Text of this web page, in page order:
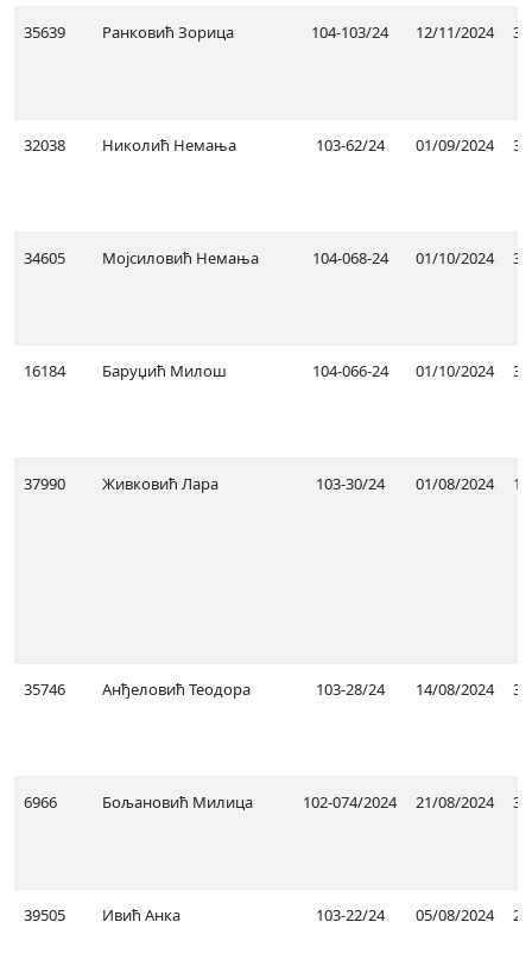
35639 Ранковић Зорица 104-103/24 12/11/2024
32038 Николић Немања 103-62/24 01/09/2024
34605 Мојсиловић Немања 104-068-24 01/10/2024
16184 Баруџић Милош 104-066-24 01/10/2024
37990 Живковић Лара 103-30/24 01/08/2024
35746 Анђеловић Теодора 103-28/24 14/08/2024
6966 Бољановић Милица 102-074/2024 21/08/2024
39505 Ивић Анка 103-22/24 05/08/2024